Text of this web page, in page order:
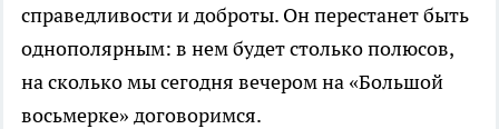
справедливости и доброты. Он перестанет быть
однополярным: в нем будет столько полюсов,
на сколько мы сегодня вечером на «Большой
восьмерке» договоримся.